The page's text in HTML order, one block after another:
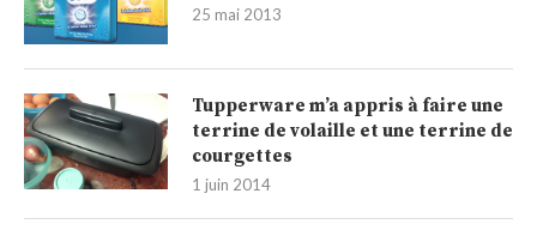
25 mai 2013
Tupperware m’a appris à faire une
terrine de volaille et une terrine de
courgettes
1 juin 2014